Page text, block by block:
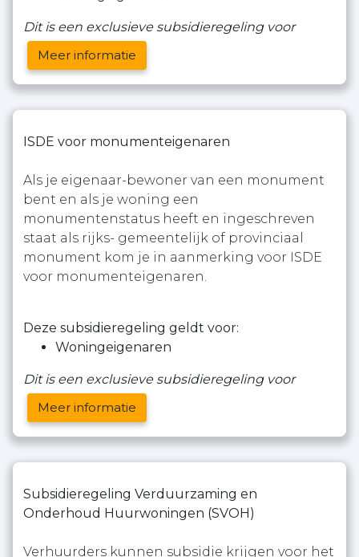
Dit is een exclusieve subsidieregeling voor
Meer informatie
ISDE voor monumenteigenaren
Als je eigenaar-bewoner van een monument
bent en als je woning een
monumentenstatus heeft en ingeschreven
staat als rijks- gemeentelijk of provinciaal
monument kom je in aanmerking voor ISDE
voor monumenteigenaren.
Deze subsidieregeling geldt voor:
Woningeigenaren
Dit is een exclusieve subsidieregeling voor
Meer informatie
Subsidieregeling Verduurzaming en
Onderhoud Huurwoningen (SVOH)
Verhuurders kunnen subsidie krijgen voor het